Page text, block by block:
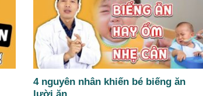
4 nguyên nhân khiến bé biếng ăn